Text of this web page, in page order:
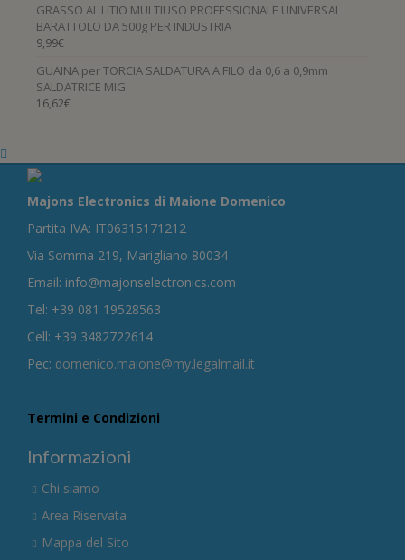
GRASSO AL LITIO MULTIUSO PROFESSIONALE UNIVERSAL
BARATTOLO DA 500g PER INDUSTRIA
9,99€
GUAINA per TORCIA SALDATURA A FILO da 0,6 a 0,9mm
SALDATRICE MIG
16,62€
Majons Electronics di Maione Domenico
Partita IVA: IT06315171212
Via Somma 219, Marigliano 80034
Email: info@majonselectronics.com
Tel: +39 081 19528563
Cell: +39 3482722614
Pec: domenico.maione@my.legalmail.it
Termini e Condizioni
Informazioni
Chi siamo
Area Riservata
Mappa del Sito